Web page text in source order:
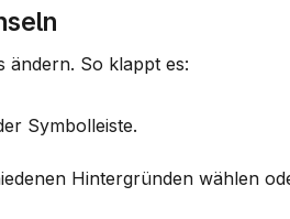
ändern. So klappt es:
Symbolleiste.